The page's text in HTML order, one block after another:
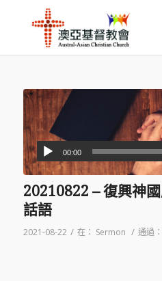
00:00
20210822 – 復興神
話語
2021-08-22 / 在： Sermon / 通過：